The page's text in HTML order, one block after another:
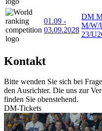
01.09 -
03.09.2028
DM
M/W/
23/
Kontakt
Bitte wenden Sie sich bei
den Ausrichter. Die uns zur
finden Sie obenstehend.
DM-Tickets